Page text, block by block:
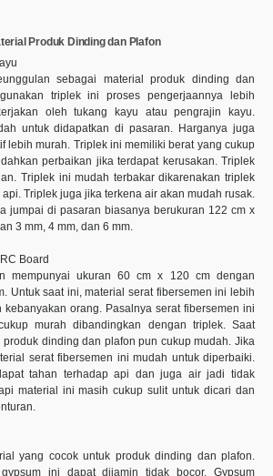
Produk Dinding dan Plafon
sebagai material produk dinding dan
triplek ini proses pengerjaannya lebih
oleh tukang kayu atau pengrajin kayu.
untuk didapatkan di pasaran. Harganya juga
lebih murah. Triplek ini memiliki berat yang cukup
perbaikan jika terdapat kerusakan. Triplek
Triplek ini mudah terbakar dikarenakan triplek
Triplek juga jika terkena air akan mudah rusak.
jumpai di pasaran biasanya berukuran 122 cm x
3 mm, 4 mm, dan 6 mm.
Board
mempunyai ukuran 60 cm x 120 cm dengan
Untuk saat ini, material serat fibersemen ini lebih
orang. Pasalnya serat fibersemen ini
murah dibandingkan dengan triplek. Saat
dinding dan plafon pun cukup mudah. Jika
serat fibersemen ini mudah untuk diperbaiki.
tahan terhadap api dan juga air jadi tidak
material ini masih cukup sulit untuk dicari dan
yang cocok untuk produk dinding dan plafon.
ini dapat dijamin tidak bocor. Gypsum